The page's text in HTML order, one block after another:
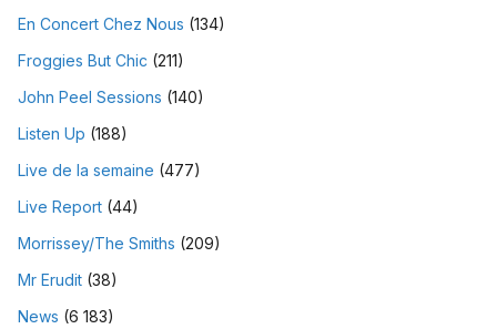
En Concert Chez Nous (134)
Froggies But Chic (211)
John Peel Sessions (140)
Listen Up (188)
Live de la semaine (477)
Live Report (44)
Morrissey/The Smiths (209)
Mr Erudit (38)
News (6 183)